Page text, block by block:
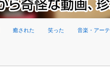
癒された 笑った 音楽・アー